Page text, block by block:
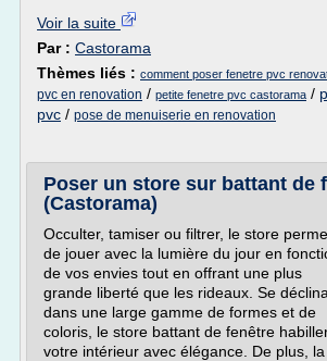
Voir la suite
Par : Castorama
Thèmes liés : comment poser fenetre pvc
pvc en renovation / petite fenetre pvc castorama /
pvc / pose de menuiserie en renovation
Poser un store sur battant de
(Castorama)
Occulter, tamiser ou filtrer, le store
de jouer avec la lumière du jour en
de vos envies tout en offrant une plus
grande liberté que les rideaux. Se
dans une large gamme de formes et de
coloris, le store battant de fenêtre
votre intérieur avec élégance. De plus, la